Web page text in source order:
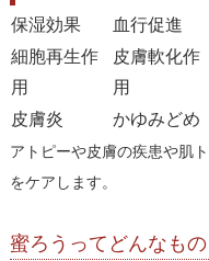
保湿効果
血行促進
細胞再生作
用
皮膚軟化作
用
皮膚炎
かゆみどめ
アトピーや皮膚の疾患や肌
をケアします。
蜜ろうってどんなも